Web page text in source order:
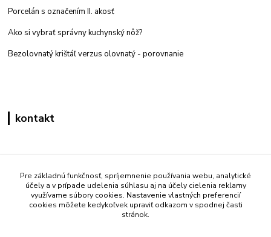
Porcelán s označením II. akosť
Ako si vybrať správny kuchynský nôž?
Bezolovnatý krištáľ verzus olovnatý - porovnanie
kontakt
+421 908 861 051
(Po - Pia 7:30-15:30)
info@mati.sk
Pre základnú funkčnosť, spríjemnenie používania webu, analytické
účely a v prípade udelenia súhlasu aj na účely cielenia reklamy
využívame súbory cookies. Nastavenie vlastných preferencií
cookies môžete kedykoľvek upraviť odkazom v spodnej časti
stránok.